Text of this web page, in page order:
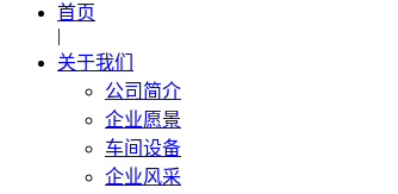
首页
|
关于我们
公司简介
企业愿景
车间设备
企业风采